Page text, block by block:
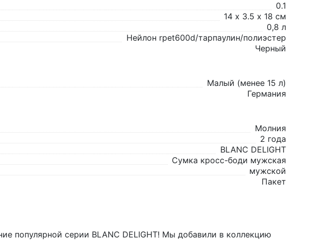
0.1
14 х 3.5 х 18 см
0,8 л
Нейлон rpet600d/тарпаулин/полиэстер
Черный
Малый (менее 15 л)
Германия
Молния
2 года
BLANC DELIGHT
Сумка кросс-боди мужская
мужской
Пакет
серии BLANC DELIGHT! Мы добавили в коллекцию